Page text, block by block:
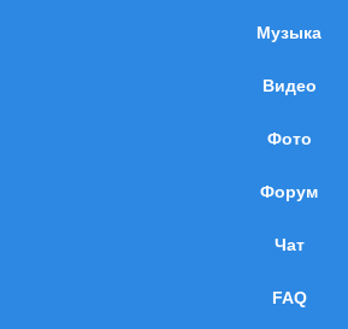
Музыка
Видео
Фото
Форум
Чат
FAQ